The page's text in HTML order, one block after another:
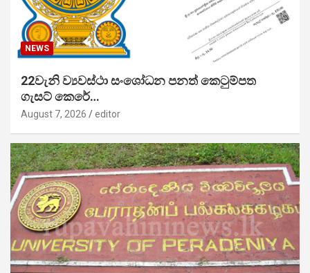
NEWS
22වැනි ව්‍යවස්ථා සංශෝධන පනත් කෙටුම්පත
ගැසට් කෙරේ…
August 7, 2026 editor